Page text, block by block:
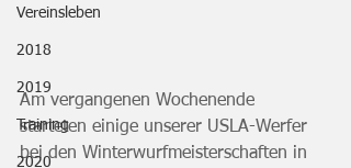
Vereinsleben
2018
2019
Training
2020
Am vergangenen Wochenende
starteten einige unserer USLA-Werfer
bei den Winterwurfmeisterschaften in